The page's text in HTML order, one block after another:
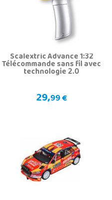
Scalextric Advance 1:32
Télécommande sans fil avec
technologie 2.0
29,99 €